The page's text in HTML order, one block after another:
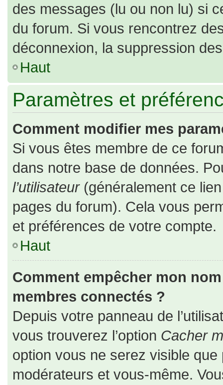
des messages (lu ou non lu) si
du forum. Si vous rencontrez
déconnexion, la suppression
Haut
Paramètres et
Comment modifier mes
Si vous êtes membre de ce
dans notre base de données.
l’utilisateur(généralement ce
pages du forum). Cela vous
et préférences de votre compte.
Haut
Comment empêcher mon
membres connectés ?
Depuis votre panneau de
vous trouverez l’option Cacher
option vous ne serez visible
modérateurs et vous-même.